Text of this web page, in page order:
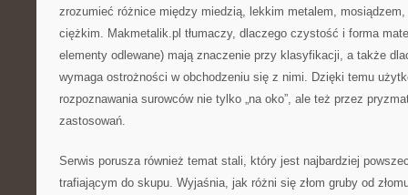
zrozumieć różnice między miedzią, lekkim metalem,
ciężkim. Makmetalik.pl tłumaczy, dlaczego czystość i forma
elementy odlewane) mają znaczenie przy klasyfikacji, a także
wymaga ostrożności w obchodzeniu się z nimi. Dzięki temu
rozpoznawania surowców nie tylko „na oko”, ale też przez
zastosowań.
Serwis porusza również temat stali, który jest najbardziej
trafiającym do skupu. Wyjaśnia, jak różni się złom gruby od